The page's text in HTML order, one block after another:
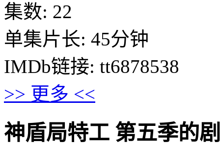
集数: 22
单集片长: 45分钟
IMDb链接: tt6878538
>> 更多 <<
神盾局特工 第五季的剧